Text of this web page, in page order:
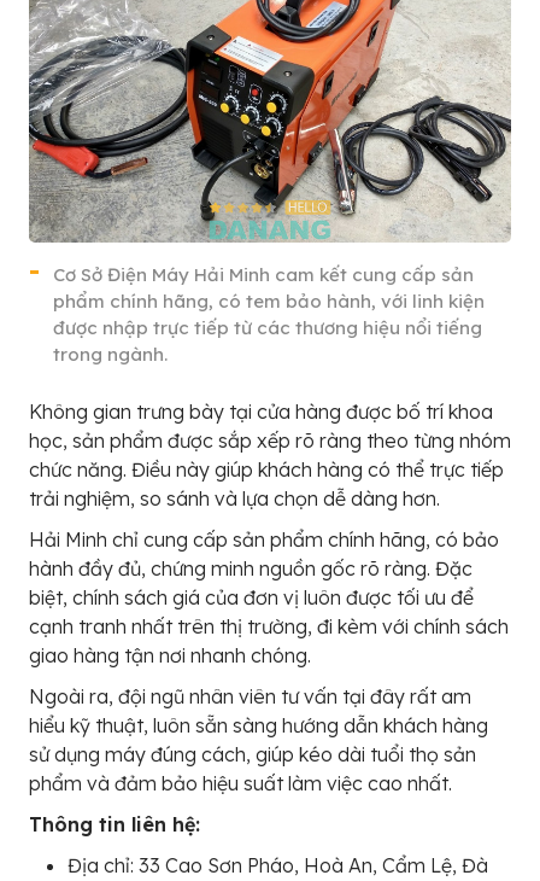
Cơ Sở Điện Máy Hải Minh cam kết cung cấp sản
phẩm chính hãng, có tem bảo hành, với linh kiện
được nhập trực tiếp từ các thương hiệu nổi tiếng
trong ngành.
Không gian trưng bày tại cửa hàng được bố trí khoa
học, sản phẩm được sắp xếp rõ ràng theo từng nhóm
chức năng. Điều này giúp khách hàng có thể trực tiếp
trải nghiệm, so sánh và lựa chọn dễ dàng hơn.
Hải Minh chỉ cung cấp sản phẩm chính hãng, có bảo
hành đầy đủ, chứng minh nguồn gốc rõ ràng. Đặc
biệt, chính sách giá của đơn vị luôn được tối ưu để
cạnh tranh nhất trên thị trường, đi kèm với chính sách
giao hàng tận nơi nhanh chóng.
Ngoài ra, đội ngũ nhân viên tư vấn tại đây rất am
hiểu kỹ thuật, luôn sẵn sàng hướng dẫn khách hàng
sử dụng máy đúng cách, giúp kéo dài tuổi thọ sản
phẩm và đảm bảo hiệu suất làm việc cao nhất.
Thông tin liên hệ:
Địa chỉ: 33 Cao Sơn Pháo, Hoà An, Cẩm Lệ, Đà